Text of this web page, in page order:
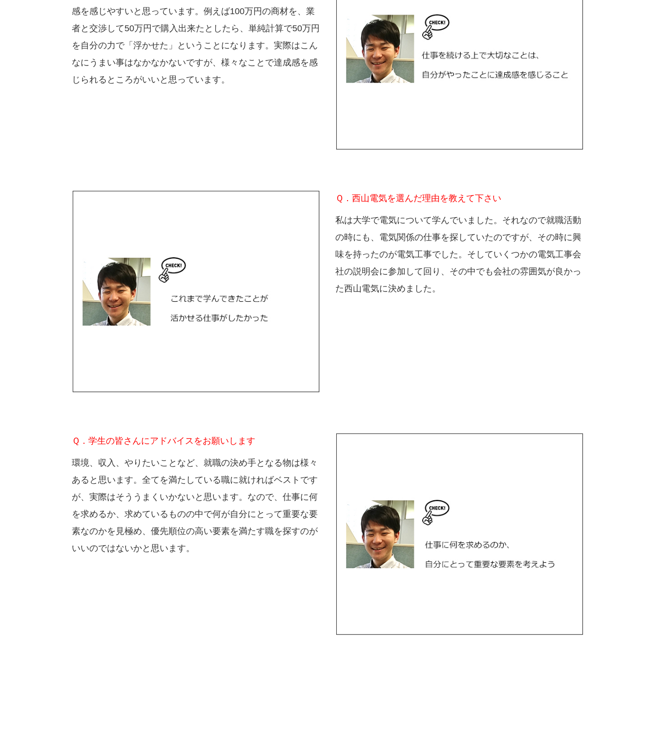
感を感じやすいと思っています。例えば100万円の商材を、業
者と交渉して50万円で購入出来たとしたら、単純計算で50万円
を自分の力で「浮かせた」ということになります。実際はこん
なにうまい事はなかなかないですが、様々なことで達成感を感
じられるところがいいと思っています。
Ｑ．西山電気を選んだ理由を教えて下さい
私は大学で電気について学んでいました。それなので就職活動
の時にも、電気関係の仕事を探していたのですが、その時に興
味を持ったのが電気工事でした。そしていくつかの電気工事会
社の説明会に参加して回り、その中でも会社の雰囲気が良かっ
た西山電気に決めました。
Ｑ．学生の皆さんにアドバイスをお願いします
環境、収入、やりたいことなど、就職の決め手となる物は様々
あると思います。全てを満たしている職に就ければベストです
が、実際はそううまくいかないと思います。なので、仕事に何
を求めるか、求めているものの中で何が自分にとって重要な要
素なのかを見極め、優先順位の高い要素を満たす職を探すのが
いいのではないかと思います。